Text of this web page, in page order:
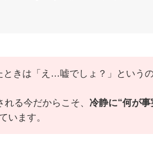
ときは「え…嘘でしょ？」という
る今だからこそ、 冷静に“何が事
います。